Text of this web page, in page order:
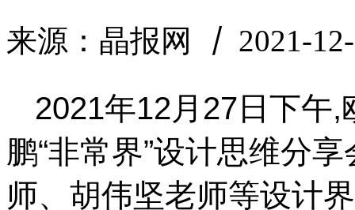
来源：晶报网 丨 2021-
2021年12月27日下午
鹏“非常界”设计思维分
师、胡伟坚老师等设计